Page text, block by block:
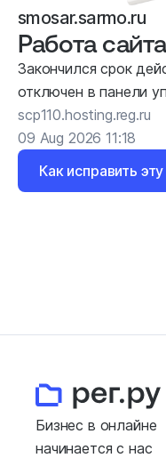
smosar.sarmo.ru
Работа
Закончился срок
отключен в панели
scp110.hosting.reg.ru
09 Aug 2026 11:18
Как исправить
Бизнес в онлайне
начинается с нас